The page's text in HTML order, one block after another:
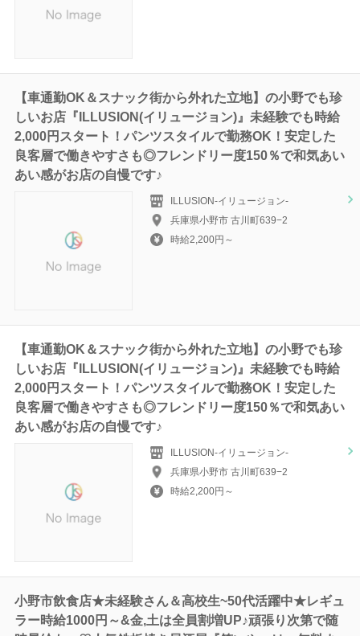
【車通勤OK＆スナック街から外れた立地】の小野でも珍
しいお店『ILLUSION(イリュージョン)』未経験でも時給
2,000円スタート！パンツスタイルで勤務OK！安定した
良客層で働きやすさも◎フレンドリー度150％で和気あい
あい感がお店の自慢です♪
ILLUSION-イリュージョン-
兵庫県小野市 古川町639−2
時給2,200円～
【車通勤OK＆スナック街から外れた立地】の小野でも珍
しいお店『ILLUSION(イリュージョン)』未経験でも時給
2,000円スタート！パンツスタイルで勤務OK！安定した
良客層で働きやすさも◎フレンドリー度150％で和気あい
あい感がお店の自慢です♪
ILLUSION-イリュージョン-
兵庫県小野市 古川町639−2
時給2,200円～
小野市飲食店★未経験さん＆高校生~50代活躍中★レギュ
ラー時給1000円～&金,土は全員割増UP♪頑張り次第で随